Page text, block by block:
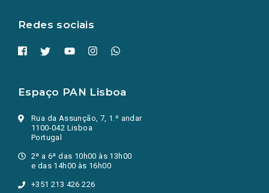
Redes sociais
Espaço PAN Lisboa
Rua da Assunção, 7, 1.º andar
1100-042 Lisboa
Portugal
2ª a 6ª das 10h00 às 13h00
e das 14h00 às 16h00
+351 213 426 226